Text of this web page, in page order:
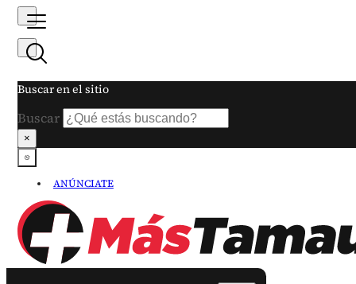
Buscar en el sitio
Buscar
×
ANÚNCIATE